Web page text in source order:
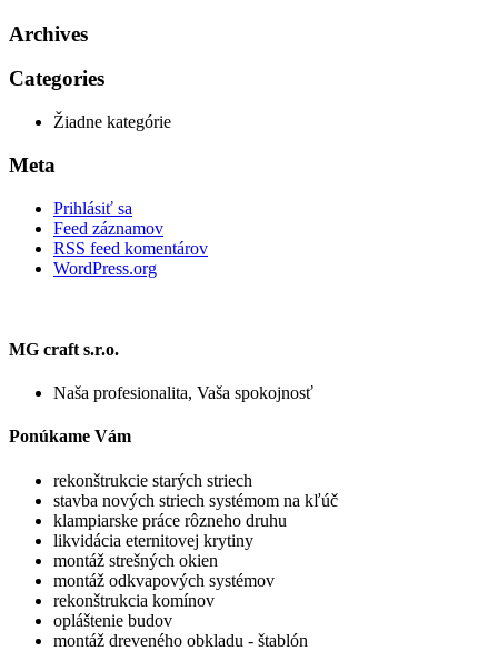
Archives
Categories
Žiadne kategórie
Meta
Prihlásiť sa
Feed záznamov
RSS feed komentárov
WordPress.org
MG craft s.r.o.
Naša profesionalita, Vaša spokojnosť
Ponúkame Vám
rekonštrukcie starých striech
stavba nových striech systémom na kľúč
klampiarske práce rôzneho druhu
likvidácia eternitovej krytiny
montáž strešných okien
montáž odkvapových systémov
rekonštrukcia komínov
opláštenie budov
montáž dreveného obkladu - štablón